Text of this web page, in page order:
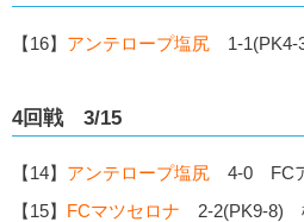
【16】 アンテロープ塩尻 1-1(PK4-
4回戦 3/15
【14】 アンテロープ塩尻 4-0 FC
【15】 FCマツセロナ 2-2(PK9-8)